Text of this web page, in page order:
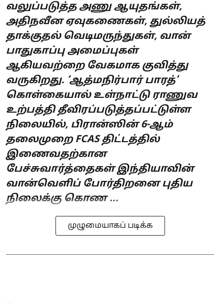
வலுப்படுத்த அணு ஆயுதங்கள்,
அதிநவீன ஏவுகணைகள், துல்லியத்
தாக்குதல் வெடிமருந்துகள், வான்
பாதுகாப்பு அமைப்புகள்
ஆகியவற்றை வேகமாக குவித்து
வருகிறது. ‘ஆத்மநிர்பார் பாரத்’
கொள்கையால் உள்நாட்டு ராணுவ
உற்பத்தி தீவிரப்படுத்தப்பட்டுள்ள
நிலையில், பிரான்ஸின் 6-ஆம்
தலைமுறை FCAS திட்டத்தில்
இணைவதற்கான
பேச்சுவார்த்தைகள் இந்தியாவின்
வான்வெளிப் போர்திறனை புதிய
நிலைக்கு கொண ...
முழுமையாகப் படிக்க